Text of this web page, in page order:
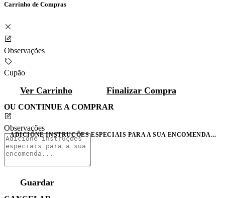
Carrinho de Compras
Observações
Cupão
Ver Carrinho Finalizar Compra
OU CONTINUE A COMPRAR
Observações
ADICIONE INSTRUÇÕES ESPECIAIS PARA A SUA ENCOMENDA...
Guardar